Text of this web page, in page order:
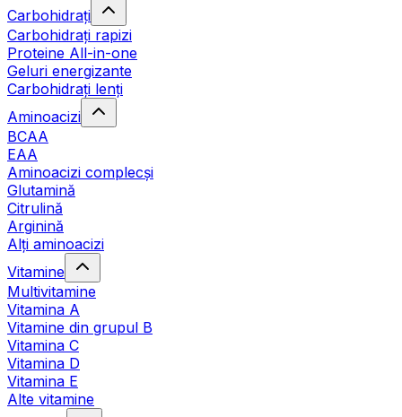
Carbohidrați
Carbohidrați rapizi
Proteine All-in-one
Geluri energizante
Carbohidrați lenți
Aminoacizi
BCAA
EAA
Aminoacizi complecși
Glutamină
Citrulină
Arginină
Alți aminoacizi
Vitamine
Multivitamine
Vitamina A
Vitamine din grupul B
Vitamina C
Vitamina D
Vitamina E
Alte vitamine